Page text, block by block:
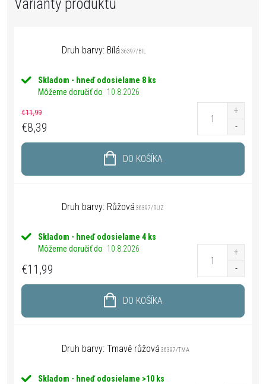
Druh barvy: Bílá 36397/BIL
Skladom - hneď odosielame 8 ks
Môžeme doručiť do 10.8.2026
€11,99
€8,39
DO KOŠÍKA
Druh barvy: Růžová 36397/RUZ
Skladom - hneď odosielame 4 ks
Môžeme doručiť do 10.8.2026
€11,99
DO KOŠÍKA
Druh barvy: Tmavě růžová 36397/TMA
Skladom - hneď odosielame >10 ks